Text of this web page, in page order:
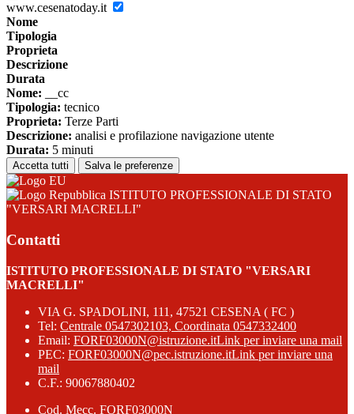
www.cesenatoday.it
Nome
Tipologia
Proprieta
Descrizione
Durata
Nome: __cc
Tipologia: tecnico
Proprieta: Terze Parti
Descrizione: analisi e profilazione navigazione utente
Durata: 5 minuti
Accetta tutti Salva le preferenze
ISTITUTO PROFESSIONALE DI STATO
"VERSARI MACRELLI"
Contatti
ISTITUTO PROFESSIONALE DI STATO "VERSARI
MACRELLI"
VIA G. SPADOLINI, 111, 47521 CESENA ( FC )
Tel: Centrale 0547302103, Coordinata 0547332400
Email: FORF03000N@istruzione.itLink per inviare una mail
PEC: FORF03000N@pec.istruzione.itLink per inviare una
mail
C.F.: 90067880402
Cod. Mecc. FORF03000N